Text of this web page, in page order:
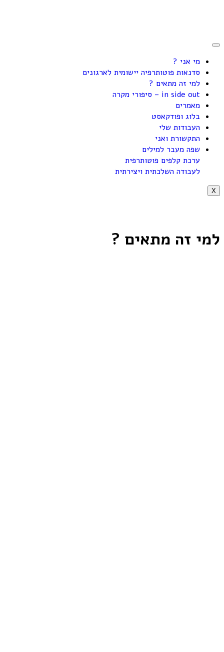
מי אני ?
סדנאות פוטותרפיה יישומית לארגונים
למי זה מתאים ?
in side out – סיפורי מקרה
מאמרים
בלוג ופודקאסט
העבודות שלי
התקשורת ואני
שפה מעבר למילים
ערכת קלפים פוטותרפית
לעבודה השלכתית ויצירתית
X
למי זה מתאים ?